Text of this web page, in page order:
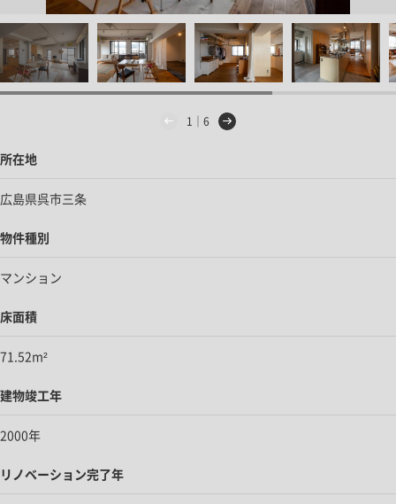
1｜6
所在地
広島県呉市三条
物件種別
マンション
床面積
71.52m²
建物竣工年
2000年
リノベーション完了年